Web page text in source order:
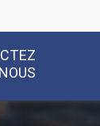
NOUS